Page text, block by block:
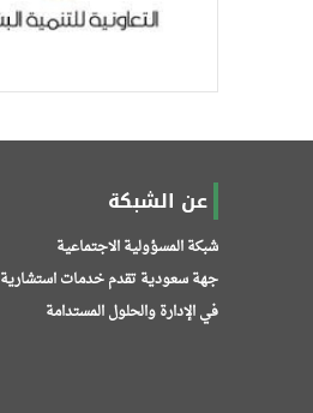
عن الشبكة
شبكة المسؤولية الاجتماعية
جهة سعودية تقدم خدمات استشارية
في الإدارة والحلول المستدامة